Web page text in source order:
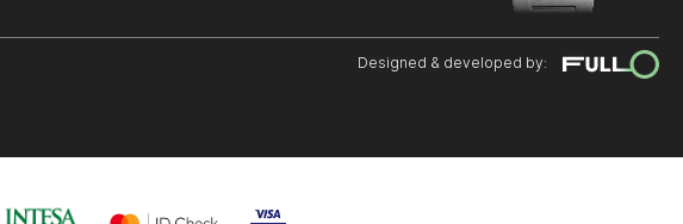
Designed & developed by: